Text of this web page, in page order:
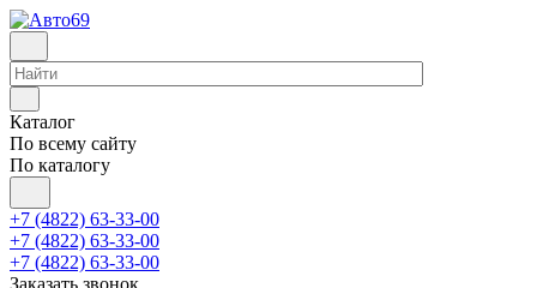
Каталог
По всему сайту
По каталогу
+7 (4822) 63-33-00
+7 (4822) 63-33-00
+7 (4822) 63-33-00
Заказать звонок